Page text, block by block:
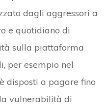
dagli aggressori a
e quotidiano di
sulla piattaforma
per esempio nel
disposti a pagare fino
vulnerabilità di